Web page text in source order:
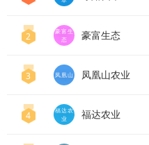
2
豪富生
态
豪富生态
3 凤凰山 凤凰山农业
4
福达农
业
福达农业